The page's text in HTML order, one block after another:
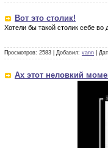
Вот это столик!
Хотели бы такой столик себе
Просмотров: 2583 | Добавил: vann |
Ах этот неловкий